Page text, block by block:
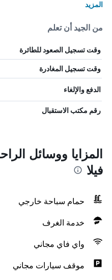
المزيد
من الجيد أن تعلم
وقت تسجيل الصعود للطائرة
وقت تسجيل المغادرة
الدفع والإلغاء
رقم مكتب الاستقبال
المزايا ووسائل
فيلا
حمام سباحة خارجي
خدمة الغرف
واي فاي مجاني
موقف سيارات مجاني